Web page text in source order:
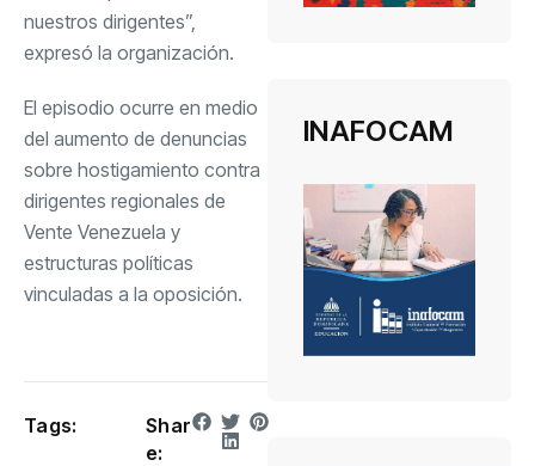
nuestros dirigentes”,
expresó la organización.
El episodio ocurre en medio
del aumento de denuncias
sobre hostigamiento contra
dirigentes regionales de
Vente Venezuela y
estructuras políticas
vinculadas a la oposición.
Tags:
Shar
e:
INAFOCAM